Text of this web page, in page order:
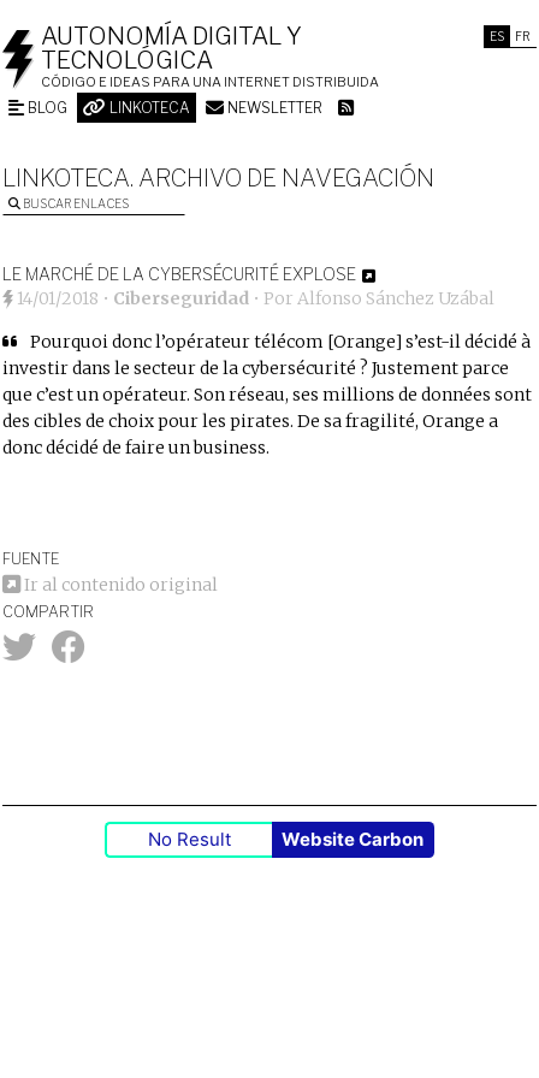
ES FR
AUTONOMÍA DIGITAL Y
TECNOLÓGICA
CÓDIGO E IDEAS PARA UNA INTERNET DISTRIBUIDA
BLOG LINKOTECA NEWSLETTER
LINKOTECA. ARCHIVO DE NAVEGACIÓN
BUSCAR ENLACES
LE MARCHÉ DE LA CYBERSÉCURITÉ EXPLOSE
14/01/2018 • Ciberseguridad • PorAlfonso Sánchez Uzábal
Pourquoi donc l’opérateur télécom [Orange] s’est-il décidé à
investir dans le secteur de la cybersécurité ? Justement parce
que c’est un opérateur. Son réseau, ses millions de données sont
des cibles de choix pour les pirates. De sa fragilité, Orange a
donc décidé de faire un business.
FUENTE
Ir al contenido original
COMPARTIR
No Result Website Carbon